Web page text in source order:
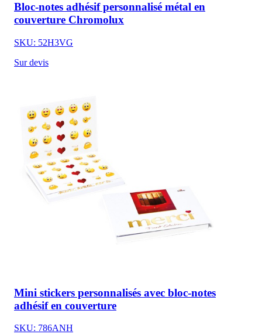
Bloc-notes adhésif personnalisé métal en
couverture Chromolux
SKU: 52H3VG
Sur devis
Mini stickers personnalisés avec bloc-notes
adhésif en couverture
SKU: 786ANH